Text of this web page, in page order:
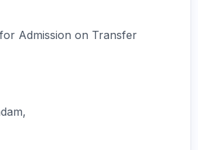
Admission on Transfer